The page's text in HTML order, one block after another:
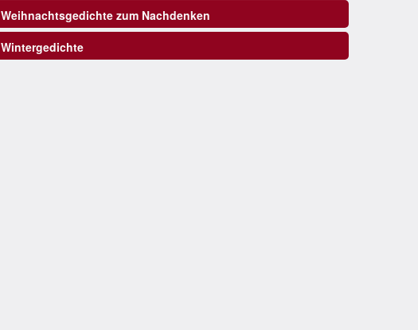
Weihnachtsgedichte zum Nachdenken
Wintergedichte